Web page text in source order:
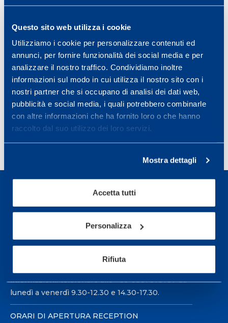
Questo sito web utilizza i cookie
Utilizziamo i cookie per personalizzare contenuti ed
annunci, per fornire funzionalità dei social media e per
analizzare il nostro traffico. Condividiamo inoltre
informazioni sul modo in cui utilizza il nostro sito con i
nostri partner che si occupano di analisi dei dati web,
pubblicità e social media, i quali potrebbero combinarle
con altre informazioni che ha fornito loro o che hanno
raccolto dal suo utilizzo dei loro servizi.
Mostra dettagli
Accetta tutti
Personalizza
Rifiuta
Leggi tutto
PARTECIPAZIONE RECORD PER IL 9° CONVEGNO
PARTECIPAZIONE RECORD PER IL 9°
MAPEI SPORT
Leggi tutto
Previous page
Page Page Page
30
Sport Service Mapei S.r.l. - Via Busto Fagnano 38,
21057 Olgiate Olona (Varese) Italia.
informazioni: telefonare allo +39 0331 575757 da
lunedì a venerdì 9.30-12.30 e 14.30-17.30.
ORARI DI APERTURA RECEPTION